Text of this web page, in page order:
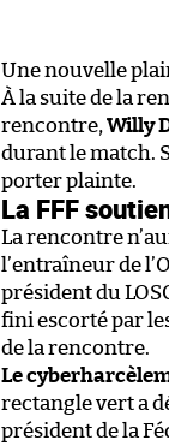
Une nouvelle
À la suite de la
rencontre, Willy
durant le match.
porter plainte.
La FFF
La rencontre
l’entraîneur de
président du
fini escorté par
de la rencontre.
Le
rectangle vert a
président de la